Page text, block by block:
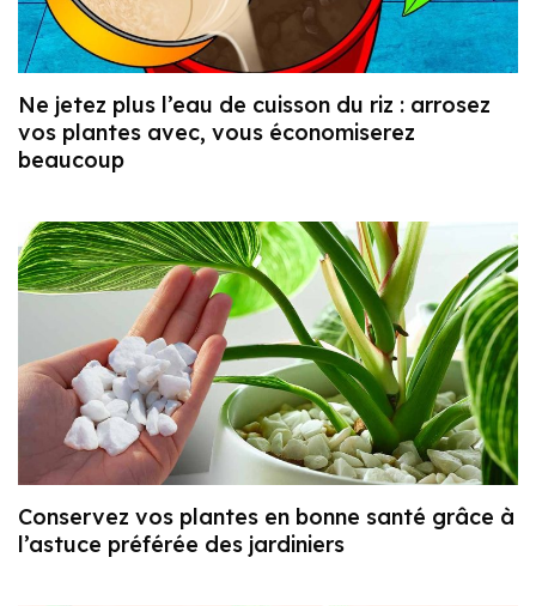
Ne jetez plus l’eau de cuisson du riz : arrosez
vos plantes avec, vous économiserez
beaucoup
Conservez vos plantes en bonne santé grâce à
l’astuce préférée des jardiniers